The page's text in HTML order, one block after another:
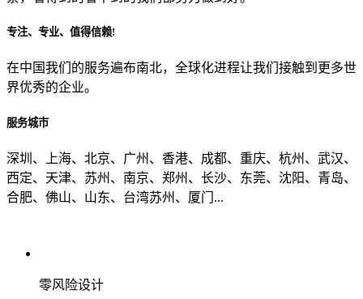
专注、专业、值得信赖!
在中国我们的服务遍布南北，全球化进程让我们接触到更多世
界优秀的企业。
服务城市
深圳、上海、北京、广州、香港、成都、重庆、杭州、武汉、
西定、天津、苏州、南京、郑州、长沙、东莞、沈阳、青岛、
合肥、佛山、山东、台湾苏州、厦门...
零风险设计